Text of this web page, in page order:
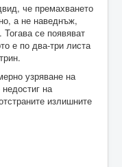
че премахването
а не наведнъж,
се появяват
е по два-три листа
узряване на
на
излишните